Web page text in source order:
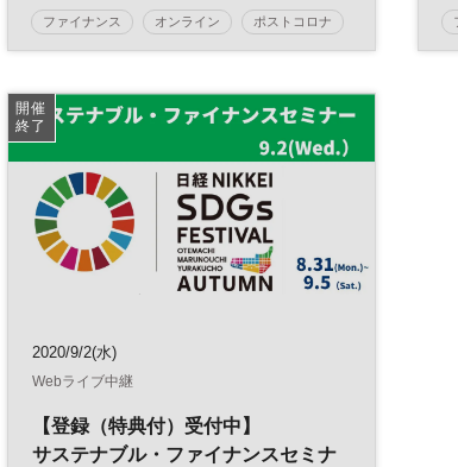
ファイナンス オンライン ポストコロナ
開催
終了
2020/9/2(水)
Webライブ中継
【登録（特典付）受付中】
サステナブル・ファイナンスセミナ